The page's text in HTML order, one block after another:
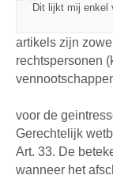
Dit lijkt mij enkel
artikels zijn
rechtspersonen
voor de
Gerechtelijk
Art. 33. De
wanneer het